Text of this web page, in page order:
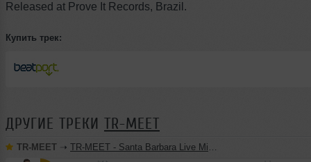
Released at Prove It Records, Brazil.
Купить трек:
ДРУГИЕ ТРЕКИ TR-MEET
TR-MEET ➝ TR-MEET - Santa Barbara Live Mix 24.01.2026